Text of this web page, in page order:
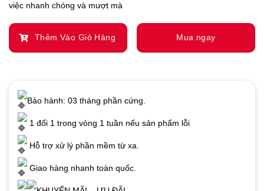
việc nhanh chóng và mượt mà
Thêm Vào Giỏ Hàng Mua ngay
Bảo hành: 03 tháng phần cứng.
1 đổi 1 trong vòng 1 tuần nếu sản phẩm lỗi
Hỗ trợ xử lý phần mềm từ xa.
Giao hàng nhanh toàn quốc.